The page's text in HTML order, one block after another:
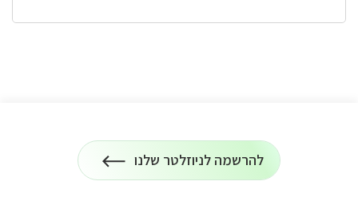
הרשמה
לניוזלטר
להרשמה לניוזלטר שלנו
על
כל